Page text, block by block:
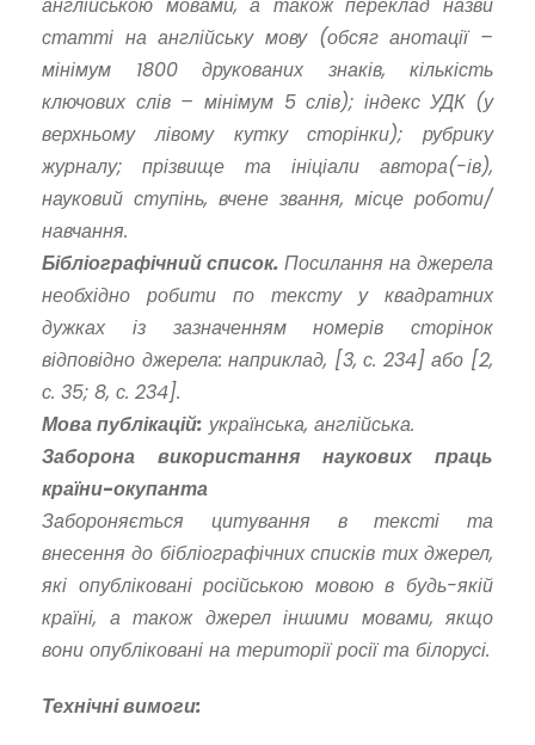
статті на англійську мову (обсяг анотації –
мінімум 1800 друкованих знаків, кількість
ключових слів – мінімум 5 слів); індекс УДК (у
верхньому лівому кутку сторінки); рубрику
журналу; прізвище та ініціали автора(-ів),
науковий ступінь, вчене звання, місце роботи/
навчання.
Бібліографічний список. Посилання на джерела
необхідно робити по тексту у квадратних
дужках із зазначенням номерів сторінок
відповідно джерела: наприклад, [3, с. 234] або [2,
с. 35; 8, с. 234].
Мова публікацій: українська, англійська.
Заборона використання наукових праць
країни-окупанта
Забороняється цитування в тексті та
внесення до бібліографічних списків тих джерел,
які опубліковані російською мовою в будь-якій
країні, а також джерел іншими мовами, якщо
вони опубліковані на території росії та білорусі.
Технічні вимоги: